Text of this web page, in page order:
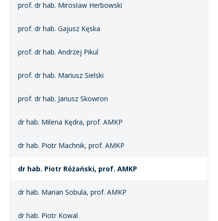
prof. dr hab. Mirosław Herbowski
prof. dr hab. Gajusz Kęska
prof. dr hab. Andrzej Pikul
prof. dr hab. Mariusz Sielski
prof. dr hab. Janusz Skowron
dr hab. Milena Kędra, prof. AMKP
dr hab. Piotr Machnik, prof. AMKP
dr hab. Piotr Różański, prof. AMKP
dr hab. Marian Sobula, prof. AMKP
dr hab. Piotr Kowal